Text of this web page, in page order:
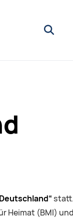
Heimat (BMI)